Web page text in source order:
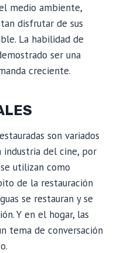
medio ambiente,
disfrutar de sus
La habilidad de
ser una
creciente.
son variados
industria del cine, por
utilizan como
de la restauración
se restauran y se
Y en el hogar, las
tema de conversación